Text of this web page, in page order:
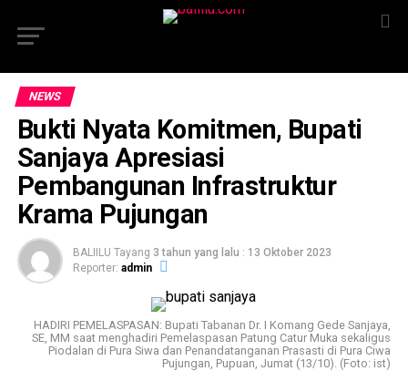
NEWS
Bukti Nyata Komitmen, Bupati
Sanjaya Apresiasi
Pembangunan Infrastruktur
Krama Pujungan
BALIILU Tayang 3 tahun yang lalu : 13 Oktober 2023
Reporter: admin
HADIRI PEMELASPASAN: Bupati Tabanan Dr. I Komang Gede Sanjaya,
SE, MM saat menghadiri Pemelaspasan Patung Catur Muka sekaligus
Piodalan di Pura Siwa dan Penandatanganan Prasasti di Pura Ciwa
Pujungan, Pupuan, Jumat (13/10). (Foto: ist)